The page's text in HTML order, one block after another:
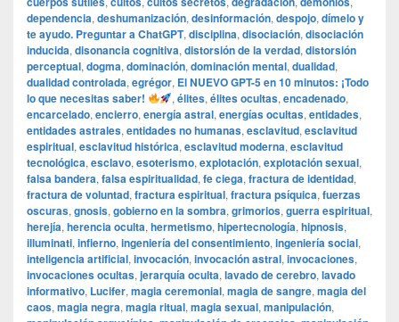
dependencia, deshumanización, desinformación, despojo, dímelo y
te ayudo. Preguntar a ChatGPT, disciplina, disociación, disociación
inducida, disonancia cognitiva, distorsión de la verdad, distorsión
perceptual, dogma, dominación, dominación mental, dualidad,
dualidad controlada, egrégor, El NUEVO GPT-5 en 10 minutos: ¡Todo
lo que necesitas saber!
,élites,élites ocultas,encadenado,
encarcelado, encierro, energía astral, energías ocultas, entidades,
entidades astrales, entidades no humanas, esclavitud, esclavitud
espiritual, esclavitud histórica, esclavitud moderna, esclavitud
tecnológica, esclavo, esoterismo, explotación, explotación sexual,
falsa bandera, falsa espiritualidad, fe ciega, fractura de identidad,
fractura de voluntad, fractura espiritual, fractura psíquica, fuerzas
oscuras, gnosis, gobierno en la sombra, grimorios, guerra espiritual,
herejía, herencia oculta, hermetismo, hipertecnología, hipnosis,
illuminati, infierno, ingeniería del consentimiento, ingeniería social,
inteligencia artificial, invocación, invocación astral, invocaciones,
invocaciones ocultas, jerarquía oculta, lavado de cerebro, lavado
informativo, Lucifer, magia ceremonial, magia de sangre, magia del
caos, magia negra, magia ritual, magia sexual, manipulación,